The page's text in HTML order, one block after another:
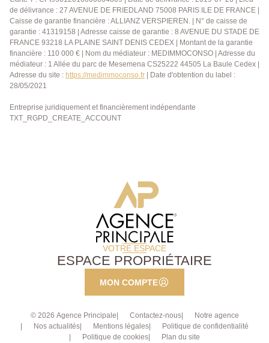
de délivrance : 27 AVENUE DE FRIEDLAND 75008 PARIS ILE DE FRANCE |
Caisse de garantie financière : ALLIANZ VERSPIEREN. | N° de caisse de
garantie : 41319158 | Adresse caisse de garantie : 8 AVENUE DU STADE DE
FRANCE 93218 LA PLAINE SAINT DENIS CEDEX | Montant de la garantie
financière : 110 000 € | Nom du médiateur : MEDIMMOCONSO | Adresse du
médiateur : 1 Allée du parc de Mesemena CS25222 44505 La Baule Cedex |
Adresse du site : https://medimmoconso.fr | Date d'obtention du label :
28/05/2021
Entreprise juridiquement et financièrement indépendante
TXT_RGPD_CREATE_ACCOUNT
VOTRE ESPACE
ESPACE PROPRIÉTAIRE
MON COMPTE
© 2026 Agence Principale Contactez-nous
Notre agence
Nos actualités
Mentions légales
Politique de confidentialité
Politique de cookies
Plan du site